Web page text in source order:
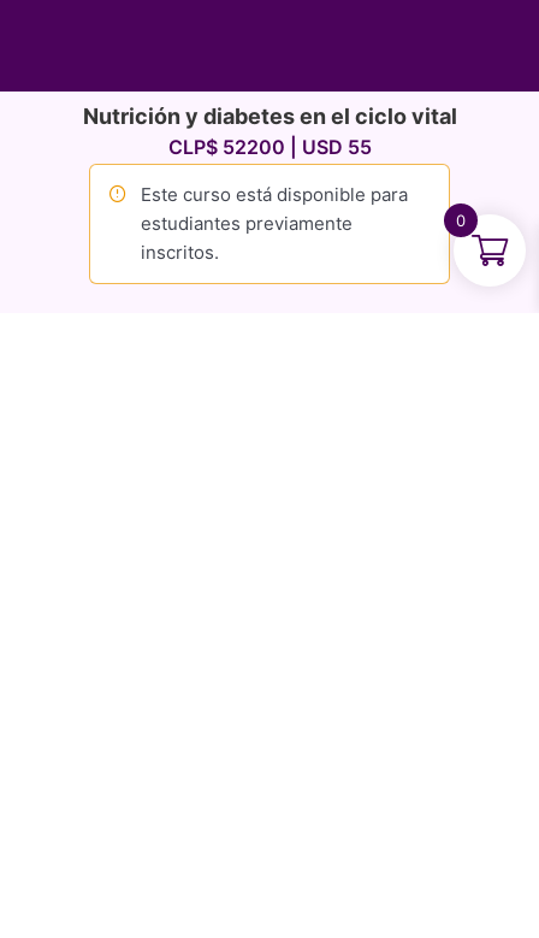
Nutrición y diabetes en el ciclo vital
CLP$ 52200 | USD 55
Este curso está disponible para
estudiantes previamente
inscritos.
0